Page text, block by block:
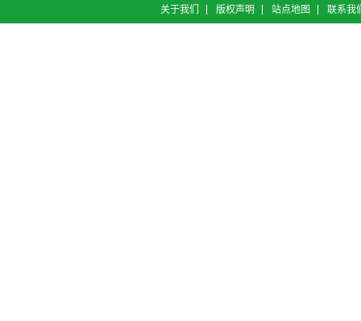
关于我们 版权声明 站点地图 联系我